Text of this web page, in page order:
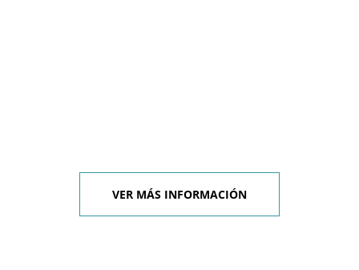
VER MÁS INFORMACIÓN